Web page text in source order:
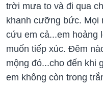
trời mưa to và đi qua
khanh cưỡng bức. Mọi
cứu em cả...em hoảng
muốn tiếp xúc. Đêm
mộng đó...cho đến khi
em không còn trong